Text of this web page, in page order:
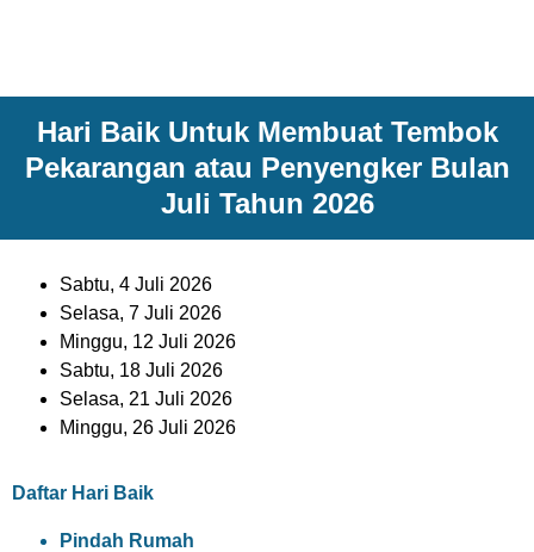
Hari Baik Untuk Membuat Tembok
Pekarangan atau Penyengker Bulan
Juli Tahun 2026
Sabtu, 4 Juli 2026
Selasa, 7 Juli 2026
Minggu, 12 Juli 2026
Sabtu, 18 Juli 2026
Selasa, 21 Juli 2026
Minggu, 26 Juli 2026
Daftar Hari Baik
Pindah Rumah